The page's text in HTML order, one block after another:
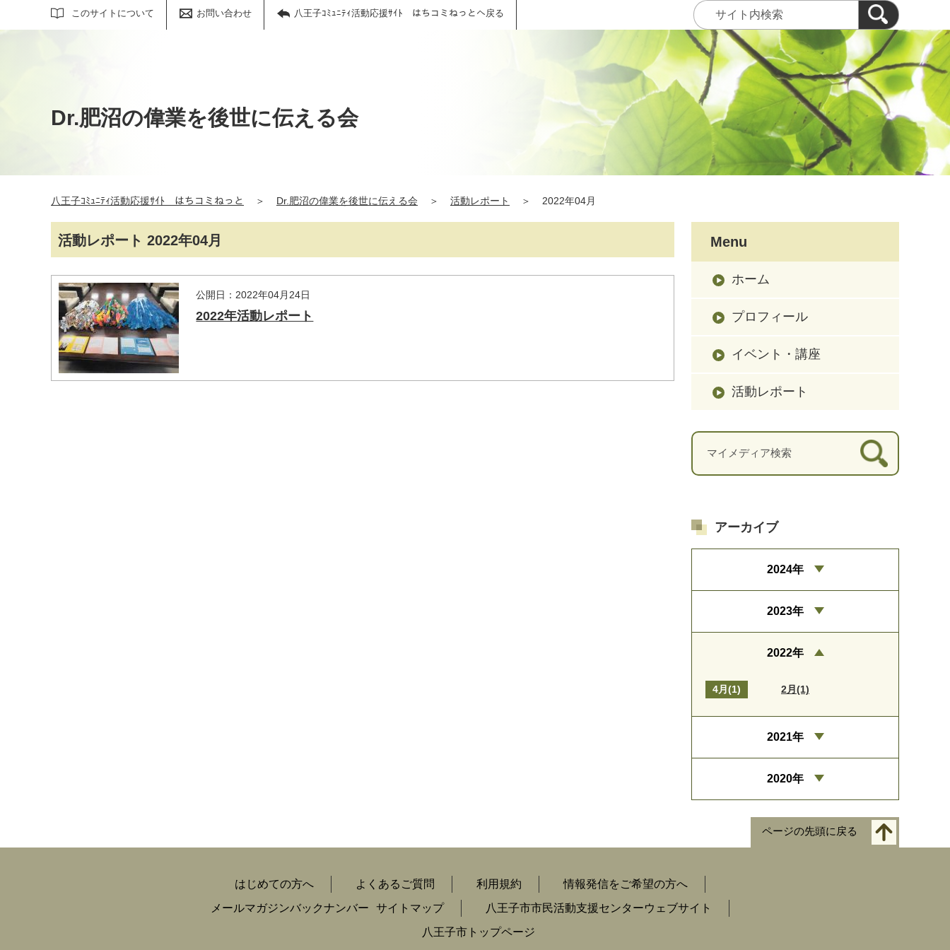
このサイトについて お問い合わせ 八王子ｺﾐｭﾆﾃｨ活動応援ｻｲﾄ はちコミねっとへ戻る
サイト内検索
Dr.肥沼の偉業を後世に伝える会
八王子ｺﾐｭﾆﾃｨ活動応援ｻｲﾄ はちコミねっと ＞ Dr.肥沼の偉業を後世に伝える会 ＞ 活動レポート ＞ 2022年04月
活動レポート 2022年04月
公開日：2022年04月24日
2022年活動レポート
Menu
ホーム
プロフィール
イベント・講座
活動レポート
アーカイブ
2024年
2023年
2022年
4月(1) 2月(1)
2021年
2020年
ページの先頭に戻る
はじめての方へ よくあるご質問 利用規約
情報発信をご希望の方へ
メールマガジンバックナンバー
サイトマップ
八王子市市民活動支援センターウェブサイト
八王子市トップページ